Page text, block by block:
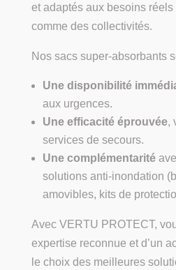
et adaptés aux besoins
comme des collectivités.
Nos sacs super-absorbants
Une disponibilité
aux urgences.
Une efficacité éprouvée,
services de secours.
Une complémentarité
solutions anti-inondation
amovibles, kits de
Avec VERTU PROTECT,
expertise reconnue et d’un
le choix des meilleures